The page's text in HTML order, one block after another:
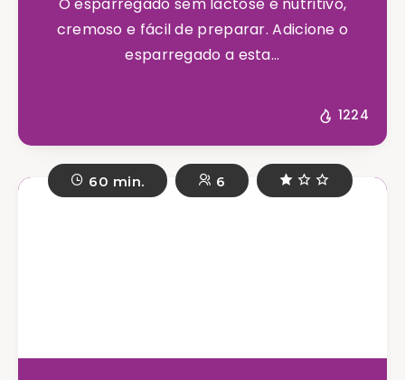
cremoso e fácil de preparar. Adicione o
esparregado a esta...
1224
60 min. 6